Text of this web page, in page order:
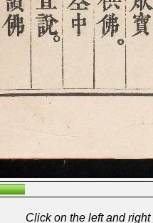
Click on the left and